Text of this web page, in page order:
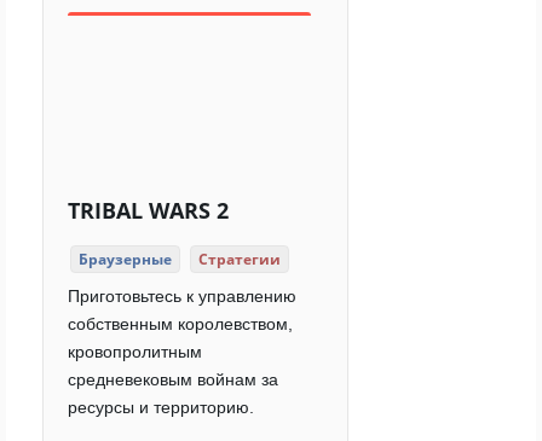
TRIBAL WARS 2
Браузерные Стратегии
Приготовьтесь к управлению
собственным королевством,
кровопролитным
средневековым войнам за
ресурсы и территорию.